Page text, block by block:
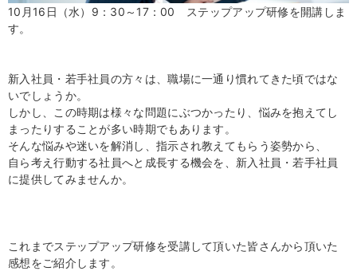
10月16日（水）9：30～17：00 ステップアップ研修を開講しま
す。
新入社員・若手社員の方々は、職場に一通り慣れてきた頃ではな
いでしょうか。
しかし、この時期は様々な問題にぶつかったり、悩みを抱えてし
まったりすることが多い時期でもあります。
そんな悩みや迷いを解消し、指示され教えてもらう姿勢から、
自ら考え行動する社員へと成長する機会を、新入社員・若手社員
に提供してみませんか。
これまでステップアップ研修を受講して頂いた皆さんから頂いた
感想をご紹介します。